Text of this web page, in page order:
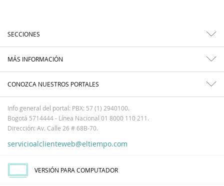
SECCIONES
MÁS INFORMACIÓN
CONOZCA NUESTROS PORTALES
Info general del portal: PBX: 57 (1) 2940100.
Bogotá 5714444 - Línea Nacional 01 8000 110 211.
Dirección: Av. Calle 26 # 68B-70.
servicioalclienteweb@eltiempo.com
VERSIÓN PARA COMPUTADOR